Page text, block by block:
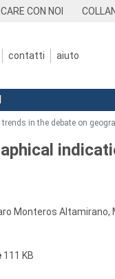
CON NOI
contatti aiuto
trends in the debate on
Monteros
111 KB